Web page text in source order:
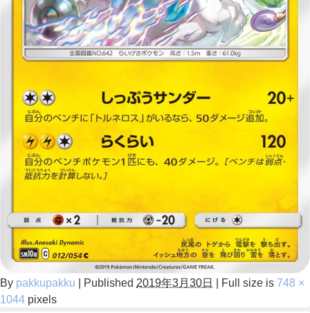
By pakkupakku Published 2019年3月30日 Full size is 748 ×
1044 pixels